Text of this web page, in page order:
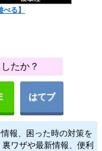
る】
たか？
はてブ
報、困った時の対策を
ワザや最新情報、便利